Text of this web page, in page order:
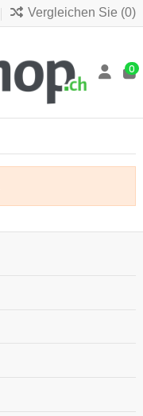
Vergleichen Sie (0)
0